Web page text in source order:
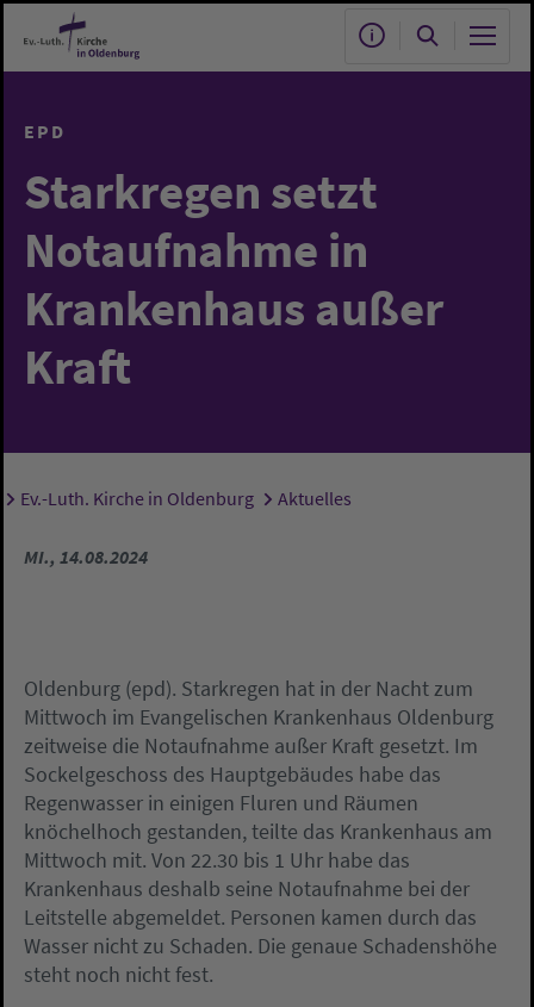
Zum Hauptinhalt springen
EPD
Starkregen setzt
Notaufnahme in
Krankenhaus außer
Kraft
Sie sind hier:
Ev.-Luth. Kirche in Oldenburg Aktuelles
MI., 14.08.2024
Oldenburg (epd). Starkregen hat in der Nacht zum
Mittwoch im Evangelischen Krankenhaus Oldenburg
zeitweise die Notaufnahme außer Kraft gesetzt. Im
Sockelgeschoss des Hauptgebäudes habe das
Regenwasser in einigen Fluren und Räumen
knöchelhoch gestanden, teilte das Krankenhaus am
Mittwoch mit. Von 22.30 bis 1 Uhr habe das
Krankenhaus deshalb seine Notaufnahme bei der
Leitstelle abgemeldet. Personen kamen durch das
Wasser nicht zu Schaden. Die genaue Schadenshöhe
steht noch nicht fest.